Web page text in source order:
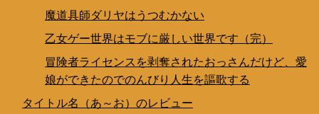
魔道具師ダリヤはうつむかない
乙女ゲー世界はモブに厳しい世界です（完）
冒険者ライセンスを剥奪されたおっさんだけど、愛
娘ができたのでのんびり人生を謳歌する
タイトル名（あ～お）のレビュー